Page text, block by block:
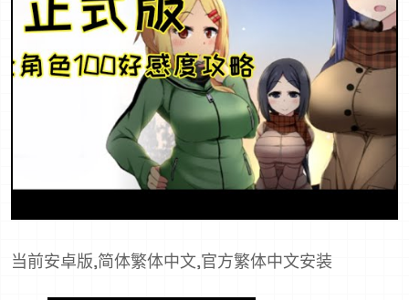
当前安卓版,简体繁体中文,官方繁体中文安装